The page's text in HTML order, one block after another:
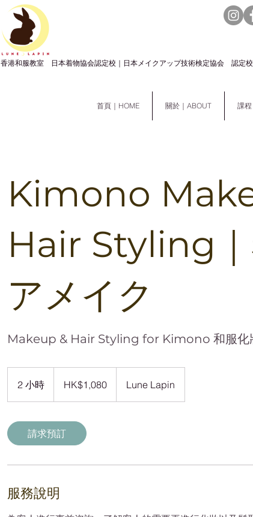
香港和服教室 日本着物協会認定校｜日本メイクアップ技術検定協会 認定校
首頁｜HOME 關於｜ABOUT 課程
Kimono
Hair Styling
アメイク
Makeup & Hair Styling for Kimono 和服化
2 小時
小
HK$1,080 Lune Lapin
請求預訂
服務說明